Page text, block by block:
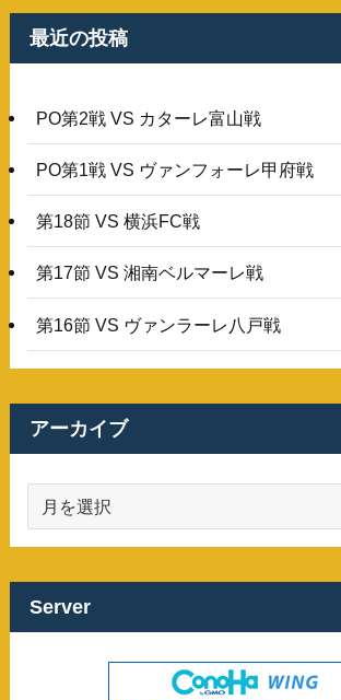
最近の投稿
PO第2戦 VS カターレ富山戦
PO第1戦 VS ヴァンフォーレ甲府戦
第18節 VS 横浜FC戦
第17節 VS 湘南ベルマーレ戦
第16節 VS ヴァンラーレ八戸戦
アーカイブ
カ
イ
ブ
Server